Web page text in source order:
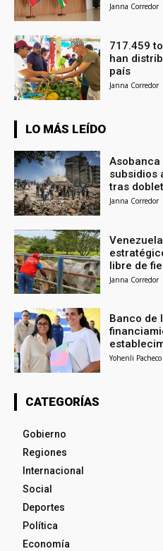
Janna Corredor
717.459
han
país
Janna Corredor
LO MÁS LEÍDO
subsidios
tras
Janna Corredor
libre de
Janna Corredor
Banco de
Yohenli Pacheco
CATEGORÍAS
Gobierno
Regiones
Internacional
Social
Deportes
Política
Economía